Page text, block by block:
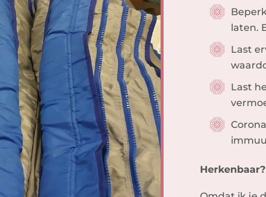
laten.
Last
Last
Herkenbaar?